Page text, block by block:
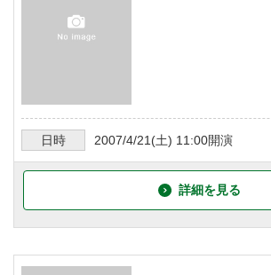
日時 2007/4/21(土) 11:00開演
詳細を見る